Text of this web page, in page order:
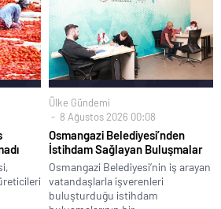
Ülke Gündemi
8 Ağustos 2026 00:08
Osmangazi Belediyesi’nden
İstihdam Sağlayan Buluşmalar
Osmangazi Belediyesi’nin iş arayan
vatandaşlarla işverenleri
buluşturduğu istihdam